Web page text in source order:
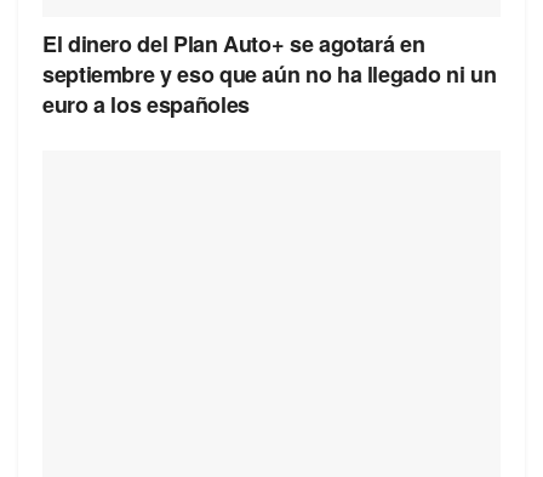
El dinero del Plan Auto+ se agotará en
septiembre y eso que aún no ha llegado ni un
euro a los españoles